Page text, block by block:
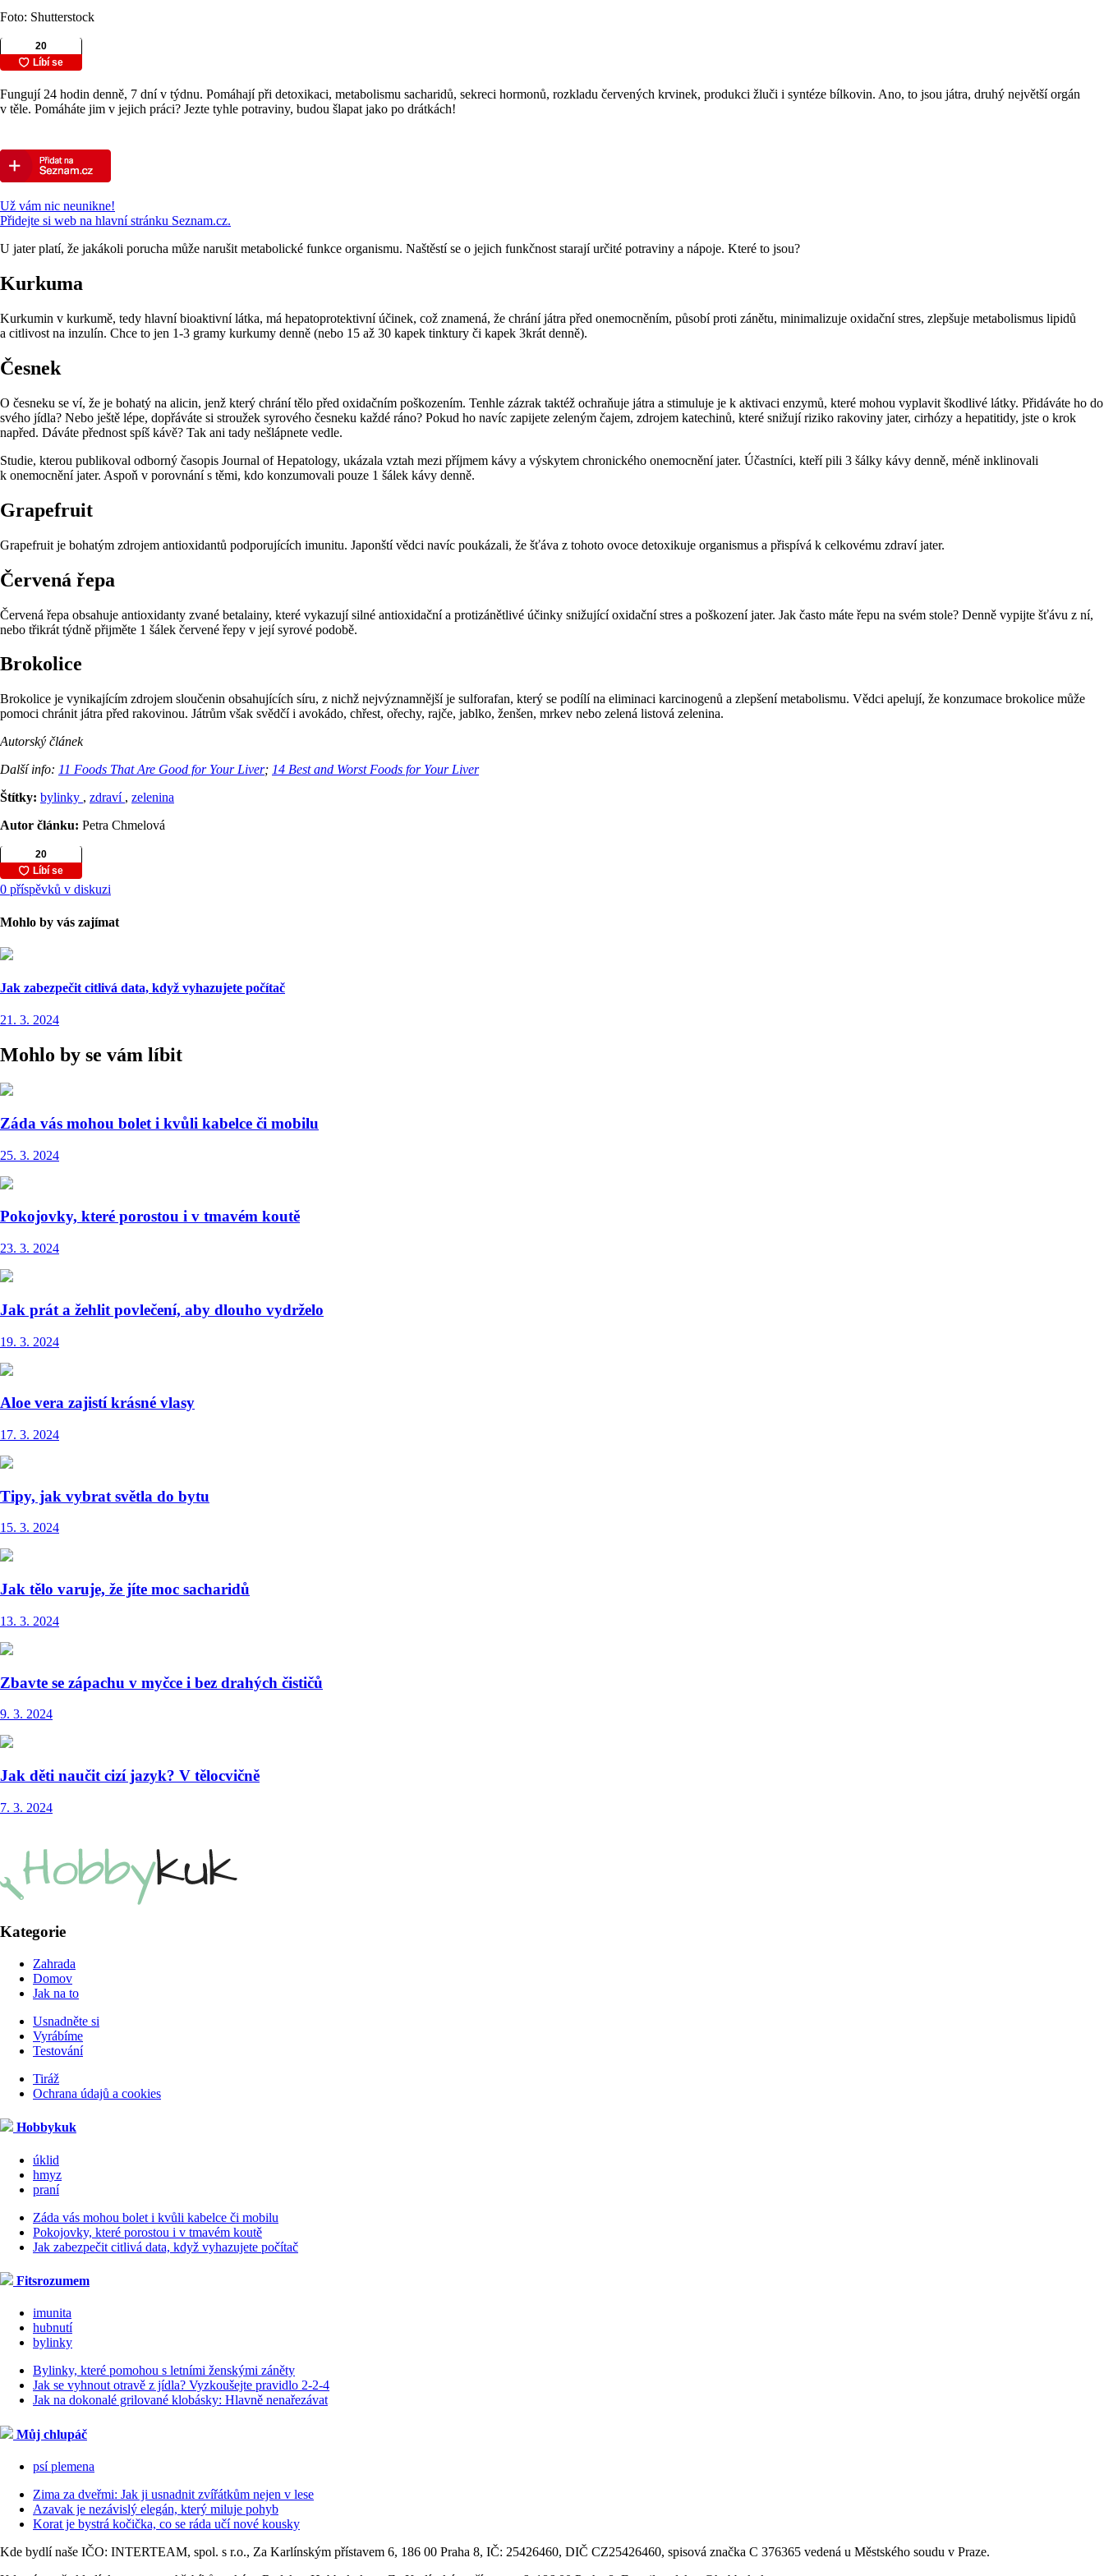
Foto: Shutterstock
Fungují 24 hodin denně, 7 dní v týdnu. Pomáhají při detoxikaci, metabolismu sacharidů, sekreci hormonů, rozkladu červených krvinek, produkci žluči i syntéze bílkovin. Ano, to jsou játra, druhý největší orgán
v těle. Pomáháte jim v jejich práci? Jezte tyhle potraviny, budou šlapat jako po drátkách!
Už vám nic neunikne!
Přidejte si web na hlavní stránku Seznam.cz.
U jater platí, že jakákoli porucha může narušit metabolické funkce organismu. Naštěstí se o jejich funkčnost starají určité potraviny a nápoje. Které to jsou?
Kurkuma
Kurkumin v kurkumě, tedy hlavní bioaktivní látka, má hepatoprotektivní účinek, což znamená, že chrání játra před onemocněním, působí proti zánětu, minimalizuje oxidační stres, zlepšuje metabolismus lipidů
a citlivost na inzulín. Chce to jen 1-3 gramy kurkumy denně (nebo 15 až 30 kapek tinktury či kapek 3krát denně).
Česnek
O česneku se ví, že je bohatý na alicin, jenž který chrání tělo před oxidačním poškozením. Tenhle zázrak taktéž ochraňuje játra a stimuluje je k aktivaci enzymů, které mohou vyplavit škodlivé látky. Přidáváte ho do
svého jídla? Nebo ještě lépe, dopřáváte si stroužek syrového česneku každé ráno? Pokud ho navíc zapijete zeleným čajem, zdrojem katechinů, které snižují riziko rakoviny jater, cirhózy a hepatitidy, jste o krok
napřed. Dáváte přednost spíš kávě? Tak ani tady nešlápnete vedle.
Studie, kterou publikoval odborný časopis Journal of Hepatology, ukázala vztah mezi příjmem kávy a výskytem chronického onemocnění jater. Účastníci, kteří pili 3 šálky kávy denně, méně inklinovali
k onemocnění jater. Aspoň v porovnání s těmi, kdo konzumovali pouze 1 šálek kávy denně.
Grapefruit
Grapefruit je bohatým zdrojem antioxidantů podporujících imunitu. Japonští vědci navíc poukázali, že šťáva z tohoto ovoce detoxikuje organismus a přispívá k celkovému zdraví jater.
Červená řepa
Červená řepa obsahuje antioxidanty zvané betalainy, které vykazují silné antioxidační a protizánětlivé účinky snižující oxidační stres a poškození jater. Jak často máte řepu na svém stole? Denně vypijte šťávu z ní,
nebo třikrát týdně přijměte 1 šálek červené řepy v její syrové podobě.
Brokolice
Brokolice je vynikajícím zdrojem sloučenin obsahujících síru, z nichž nejvýznamnější je sulforafan, který se podílí na eliminaci karcinogenů a zlepšení metabolismu. Vědci apelují, že konzumace brokolice může
pomoci chránit játra před rakovinou. Játrům však svědčí i avokádo, chřest, ořechy, rajče, jablko, ženšen, mrkev nebo zelená listová zelenina.
Autorský článek
Další info: 11 Foods That Are Good for Your Liver; 14 Best and Worst Foods for Your Liver
Štítky: bylinky , zdraví , zelenina
Autor článku: Petra Chmelová
0 příspěvků v diskuzi
Mohlo by vás zajímat
Jak zabezpečit citlivá data, když vyhazujete počítač
21. 3. 2024
Mohlo by se vám líbit
Záda vás mohou bolet i kvůli kabelce či mobilu
25. 3. 2024
Pokojovky, které porostou i v tmavém koutě
23. 3. 2024
Jak prát a žehlit povlečení, aby dlouho vydrželo
19. 3. 2024
Aloe vera zajistí krásné vlasy
17. 3. 2024
Tipy, jak vybrat světla do bytu
15. 3. 2024
Jak tělo varuje, že jíte moc sacharidů
13. 3. 2024
Zbavte se zápachu v myčce i bez drahých čističů
9. 3. 2024
Jak děti naučit cizí jazyk? V tělocvičně
7. 3. 2024
Kategorie
Zahrada
Domov
Jak na to
Usnadněte si
Vyrábíme
Testování
Tiráž
Ochrana údajů a cookies
Hobbykuk
úklid
hmyz
praní
Záda vás mohou bolet i kvůli kabelce či mobilu
Pokojovky, které porostou i v tmavém koutě
Jak zabezpečit citlivá data, když vyhazujete počítač
Fitsrozumem
imunita
hubnutí
bylinky
Bylinky, které pomohou s letními ženskými záněty
Jak se vyhnout otravě z jídla? Vyzkoušejte pravidlo 2-2-4
Jak na dokonalé grilované klobásky: Hlavně nenařezávat
Můj chlupáč
psí plemena
Zima za dveřmi: Jak ji usnadnit zvířátkům nejen v lese
Azavak je nezávislý elegán, který miluje pohyb
Korat je bystrá kočička, co se ráda učí nové kousky
Kde bydlí naše IČO: INTERTEAM, spol. s r.o., Za Karlínským přístavem 6, 186 00 Praha 8, IČ: 25426460, DIČ CZ25426460, spisová značka C 376365 vedená u Městského soudu v Praze.